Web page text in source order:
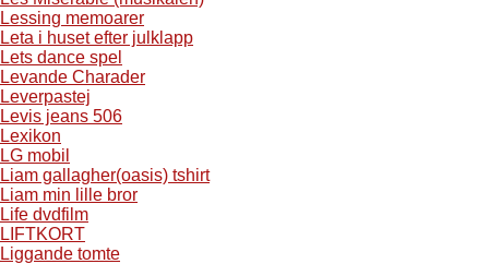
Lessing memoarer
Leta i huset efter julklapp
Lets dance spel
Levande Charader
Leverpastej
Levis jeans 506
Lexikon
LG mobil
Liam gallagher(oasis) tshirt
Liam min lille bror
Life dvdfilm
LIFTKORT
Liggande tomte